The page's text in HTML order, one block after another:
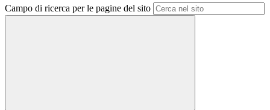
Campo di ricerca per le pagine del sito